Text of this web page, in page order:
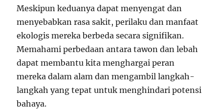
Meskipun keduanya dapat menyengat dan
menyebabkan rasa sakit, perilaku dan manfaat
ekologis mereka berbeda secara signifikan.
Memahami perbedaan antara tawon dan lebah
dapat membantu kita menghargai peran
mereka dalam alam dan mengambil langkah-
langkah yang tepat untuk menghindari potensi
bahaya.